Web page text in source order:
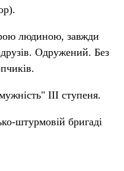
людиною, завжди
Одружений. Без
ІІІ ступеня.
штурмовій бригаді